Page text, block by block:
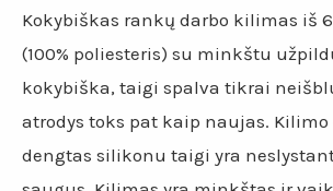
Kokybiškas rankų darbo kilimas iš
(100% poliesteris) su minkštu
kokybiška, taigi spalva tikrai
atrodys toks pat kaip naujas.
dengtas silikonu taigi yra